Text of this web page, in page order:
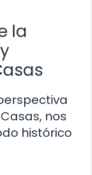
la
nos
histórico